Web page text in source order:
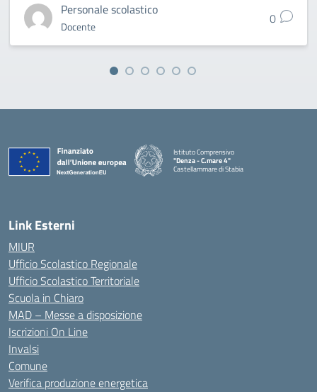
Personale scolastico
Docente 0
Istituto Comprensivo
"Denza - C.mare 4"
Castellammare di Stabia
Link Esterni
MIUR
Ufficio Scolastico Regionale
Ufficio Scolastico Territoriale
Scuola in Chiaro
MAD – Messe a disposizione
Iscrizioni On Line
Invalsi
Comune
Verifica produzione energetica